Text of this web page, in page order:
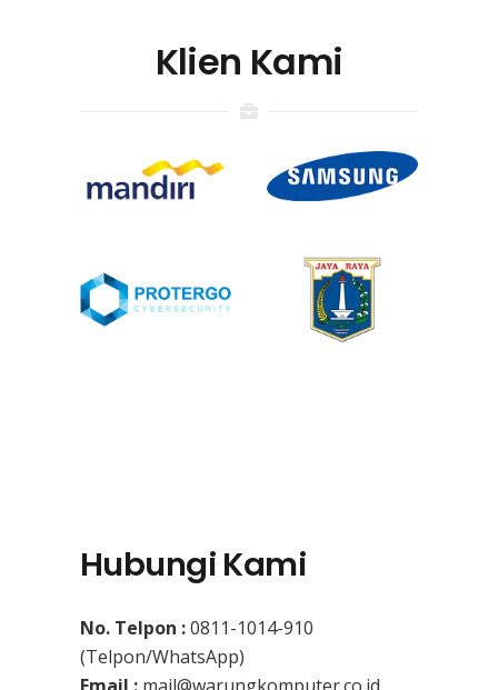
Klien Kami
Hubungi Kami
No. Telpon :0811-1014-910
(Telpon/WhatsApp)